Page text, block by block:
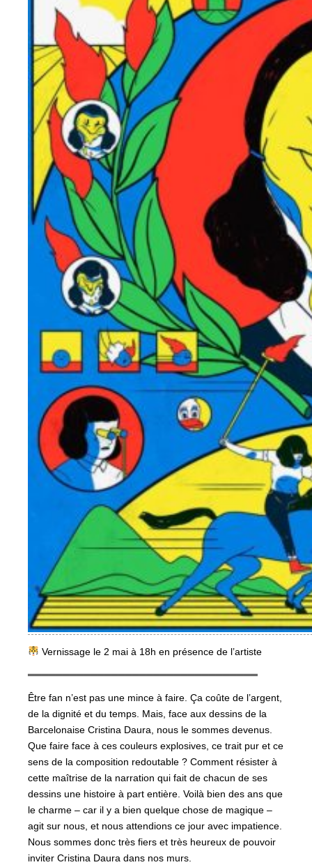
Vernissage le 2 mai à 18h en présence de l’artiste
═════════════════════════════════
Être fan n’est pas une mince à faire. Ça coûte de l’argent,
de la dignité et du temps. Mais, face aux dessins de la
Barcelonaise Cristina Daura, nous le sommes devenus.
Que faire face à ces couleurs explosives, ce trait pur et ce
sens de la composition redoutable ? Comment résister à
cette maîtrise de la narration qui fait de chacun de ses
dessins une histoire à part entière. Voilà bien des ans que
le charme – car il y a bien quelque chose de magique –
agit sur nous, et nous attendions ce jour avec impatience.
Nous sommes donc très fiers et très heureux de pouvoir
inviter Cristina Daura dans nos murs.